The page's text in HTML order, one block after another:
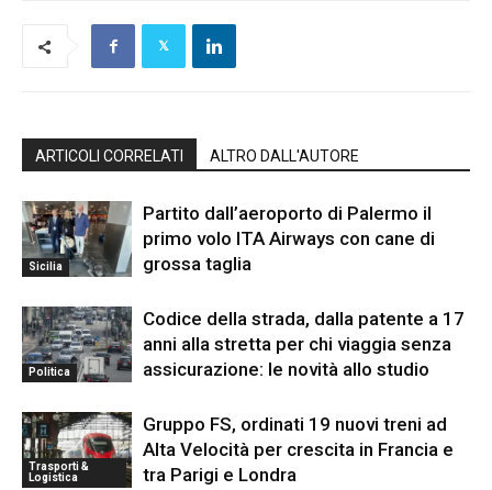
ARTICOLI CORRELATI ALTRO DALL'AUTORE
Sicilia
Partito dall’aeroporto di Palermo il
primo volo ITA Airways con cane di
grossa taglia
Politica
Codice della strada, dalla patente a 17
anni alla stretta per chi viaggia senza
assicurazione: le novità allo studio
Trasporti &
Logistica
Gruppo FS, ordinati 19 nuovi treni ad
Alta Velocità per crescita in Francia e
tra Parigi e Londra